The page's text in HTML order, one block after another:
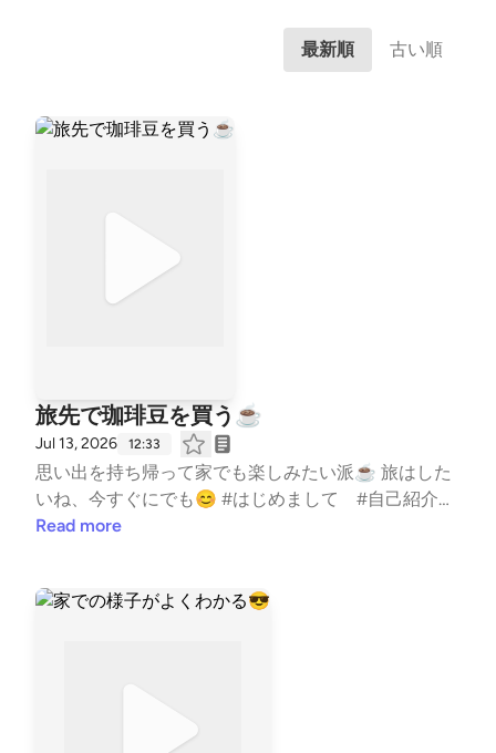
最新順 古い順
旅先で珈琲豆を買う☕️
Jul 13, 2026 12:33
思い出を持ち帰って家でも楽しみたい派☕️ 旅はした
いね、今すぐにでも😊 #はじめまして #自己紹介
#コーチの本音 #水泳 #競泳 #コーチ #コーチ
信 #エンタメ #雑談 #起業 --- stand.fmでは、こ
Read more